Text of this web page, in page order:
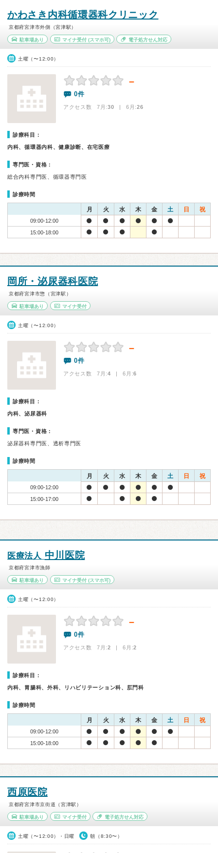
かわさき内科循環器科クリニック
京都府宮津市外側（宮津駅）
駐車場あり マイナ受付(スマホ可) 電子処方せん対応
土曜（〜12:00）
－
0件
アクセス数 7月:30 | 6月:26
診療科目：
内科、循環器内科、健康診断、在宅医療
専門医・資格：
総合内科専門医、循環器専門医
診療時間
月 火 水 木 金 土 日 祝
09:00-12:00
15:00-18:00
岡所・泌尿器科医院
京都府宮津市惣（宮津駅）
駐車場あり マイナ受付
土曜（〜12:00）
－
0件
アクセス数 7月:4 | 6月:6
診療科目：
内科、泌尿器科
専門医・資格：
泌尿器科専門医、透析専門医
診療時間
月 火 水 木 金 土 日 祝
09:00-12:00
15:00-17:00
医療法人 中川医院
京都府宮津市漁師
駐車場あり マイナ受付(スマホ可)
土曜（〜12:00）
－
0件
アクセス数 7月:2 | 6月:2
診療科目：
内科、胃腸科、外科、リハビリテーション科、肛門科
診療時間
月 火 水 木 金 土 日 祝
09:00-12:00
15:00-18:00
西原医院
京都府宮津市京街道（宮津駅）
駐車場あり マイナ受付 電子処方せん対応
土曜（〜12:00）・日曜 朝（8:30〜）